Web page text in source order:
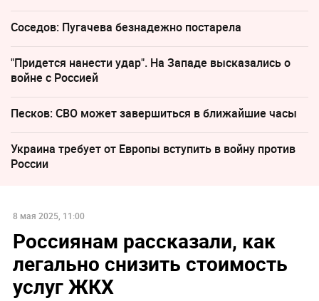
Соседов: Пугачева безнадежно постарела
"Придется нанести удар". На Западе высказались о
войне с Россией
Песков: СВО может завершиться в ближайшие часы
Украина требует от Европы вступить в войну против
России
8 мая 2025, 11:00
Россиянам рассказали, как
легально снизить стоимость
услуг ЖКХ